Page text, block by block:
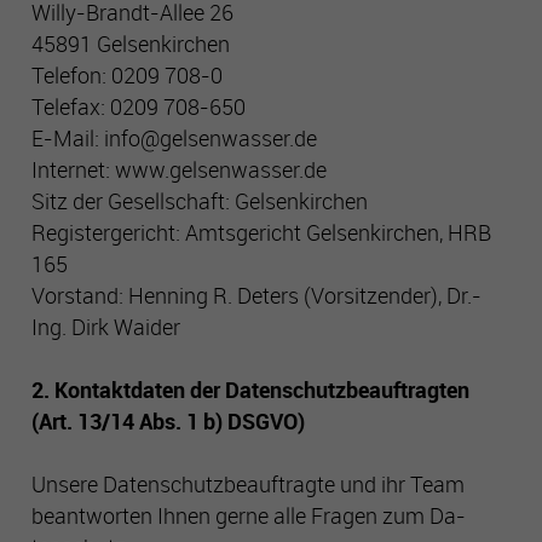
Willy-Brandt-Allee 26
45891 Gelsenkirchen
Telefon: 0209 708-0
Telefax: 0209 708-650
E-Mail: info@gelsenwasser.de
Internet: www.gelsenwasser.de
Sitz der Gesellschaft: Gelsenkirchen
Registergericht: Amtsgericht Gelsenkirchen, HRB
165
Vorstand: Henning R. Deters (Vorsitzender), Dr.-
Ing. Dirk Waider
2. Kontaktdaten der Datenschutzbeauftragten
(Art. 13/14 Abs. 1 b) DSGVO)
Unsere Datenschutzbeauftragte und ihr Team
beantworten Ihnen gerne alle Fragen zum Da-
Name php_session
Anbieter Gelsenwasser
Laufzeit Sitzungsdauer
Zweck Technische Funktionen der Seite
Cookie-Informationen anzeigen
Performance
Mithilfe dieser Cookies können wir Besuche und Traffic-
Quellen zählen, um die Performance unserer Seite zu
messen und zu verbessern. Sie helfen uns festzustellen,
welche Seiten am beliebtesten und welche am wenigsten
gefragt sind, und zu erkennen, wie sich Besucher auf den
Seiten bewegen. Alle Daten, die diese Cookies sammeln,
sind aggregiert und daher anonym. Wenn Sie diese Cookies
nicht zulassen, wissen wir nicht, wann Sie unsere Seite
Diese Cookies können von unseren Werbepartnern auf
unsere Seite gesetzt werden. Sie können von diesen Firmen
genutzt und geteilt werden, um ein Profil Ihrer Interessen